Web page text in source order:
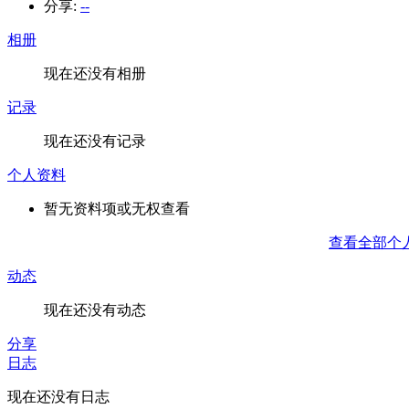
分享: --
相册
现在还没有相册
记录
现在还没有记录
个人资料
暂无资料项或无权查看
查看全部个
动态
现在还没有动态
分享
日志
现在还没有日志